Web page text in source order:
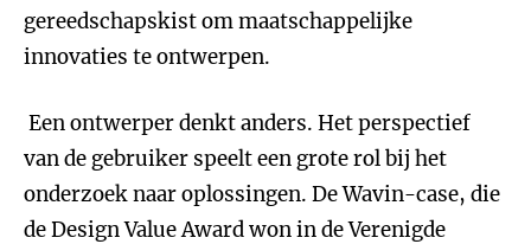
gereedschapskist om maatschappelijke
innovaties te ontwerpen.
Een ontwerper denkt anders. Het perspectief
van de gebruiker speelt een grote rol bij het
onderzoek naar oplossingen. De Wavin-case, die
de Design Value Award won in de Verenigde